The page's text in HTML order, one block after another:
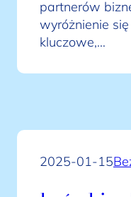
partnerów
wyróżnienie
kluczowe,…
2025-01-15